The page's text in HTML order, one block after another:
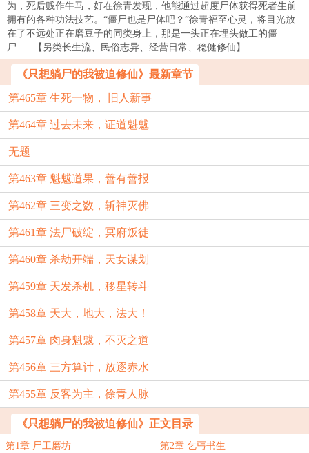
为，死后贱作牛马，好在徐青发现，他能通过超度尸体获得死者生前
拥有的各种功法技艺。“僵尸也是尸体吧？”徐青福至心灵，将目光放
在了不远处正在磨豆子的同类身上，那是一头正在埋头做工的僵
尸......【另类长生流、民俗志异、经营日常、稳健修仙】...
《只想躺尸的我被迫修仙》最新章节
第465章 生死一物， 旧人新事
第464章 过去未来，证道魁魃
无题
第463章 魁魃道果，善有善报
第462章 三变之数，斩神灭佛
第461章 法尸破绽，冥府叛徒
第460章 杀劫开端，天女谋划
第459章 天发杀机，移星转斗
第458章 天大，地大，法大！
第457章 肉身魁魃，不灭之道
第456章 三方算计，放逐赤水
第455章 反客为主，徐青人脉
《只想躺尸的我被迫修仙》正文目录
第1章 尸工磨坊 第2章 乞丐书生